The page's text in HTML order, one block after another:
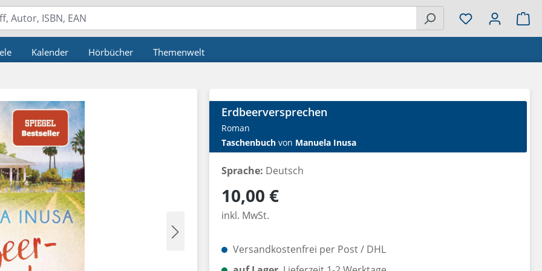
Kalender Hörbücher Themenwelt
Erdbeerversprechen
Roman
Taschenbuch von Manuela Inusa
Sprache: Deutsch
Regulärer Preis:
10,00 €
inkl. MwSt.
Versandkostenfrei per Post / DHL